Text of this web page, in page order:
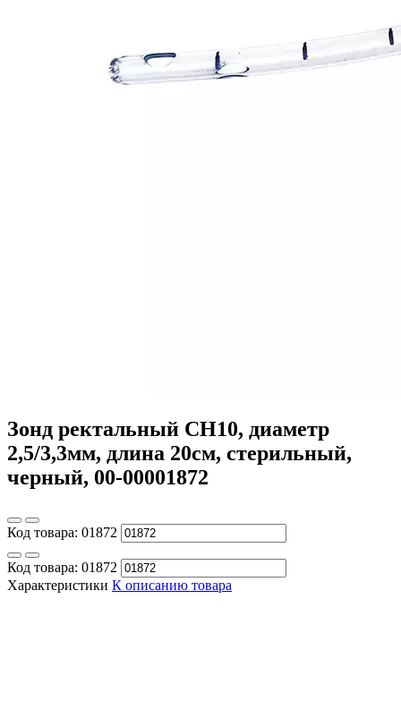
Зонд ректальный СН10, диаметр
2,5/3,3мм, длина 20см, стерильный,
черный, 00-00001872
Код товара: 01872
Код товара: 01872
Характеристики К описанию товара